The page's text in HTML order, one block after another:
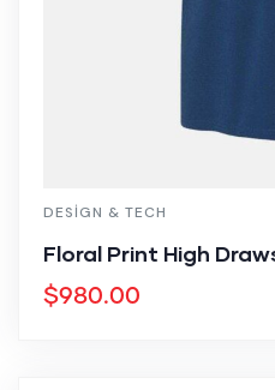
DESIGN & TECH
Floral Print High
$980.00